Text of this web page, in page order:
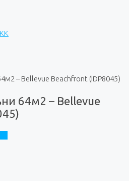
– Bellevue Beachfront (IDP8045)
64м2 – Bellevue